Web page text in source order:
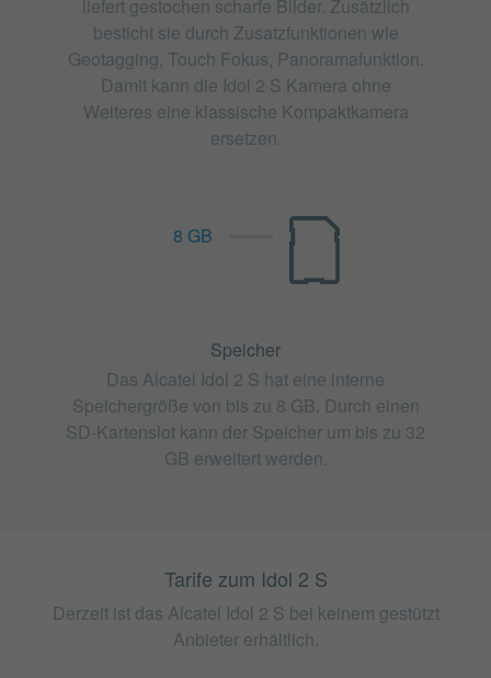
liefert gestochen scharfe Bilder. Zusätzlich
besticht sie durch Zusatzfunktionen wie
Geotagging, Touch Fokus, Panoramafunktion.
Damit kann die Idol 2 S Kamera ohne
Weiteres eine klassische Kompaktkamera
ersetzen.
8 GB
Speicher
Das Alcatel Idol 2 S hat eine interne
Speichergröße von bis zu 8 GB. Durch einen
SD-Kartenslot kann der Speicher um bis zu 32
GB erweitert werden.
Tarife zum Idol 2 S
Derzeit ist das Alcatel Idol 2 S bei keinem gestützt
Anbieter erhältlich.